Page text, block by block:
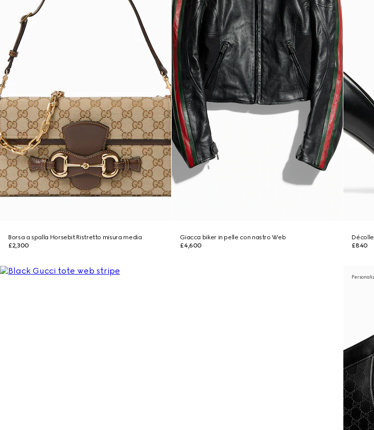
Borsa a spalla Horsebit Ristretto misura media
£2,300
Giacca biker in pelle con nastro Web
£4,600
£840